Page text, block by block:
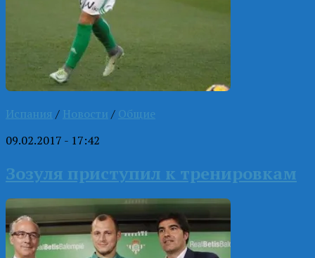
Испания / Новости / Общие
09.02.2017 - 17:42
Зозуля приступил к тренировкам